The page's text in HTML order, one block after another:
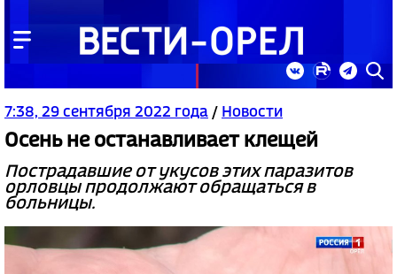
7:38, 29 сентября 2022 года / Новости
Осень не останавливает клещей
Пострадавшие от укусов этих паразитов
орловцы продолжают обращаться в
больницы.